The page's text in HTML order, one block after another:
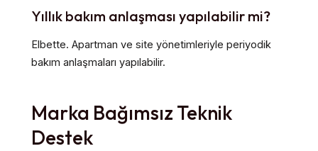
Yıllık bakım anlaşması yapılabilir mi?
Elbette. Apartman ve site yönetimleriyle periyodik
bakım anlaşmaları yapılabilir.
Marka Bağımsız Teknik
Destek